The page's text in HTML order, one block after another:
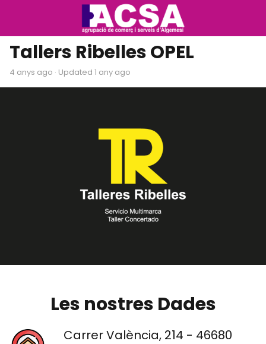
Tallers Ribelles OPEL
4 anys ago · Updated 1 any ago
Les nostres Dades
Carrer València, 214 - 46680